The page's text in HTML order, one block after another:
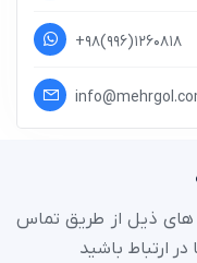
+۹۸(۹۹۶)۱۲۶۰۸۱۸
های ذیل از طریق تماس
ارتباط باشید